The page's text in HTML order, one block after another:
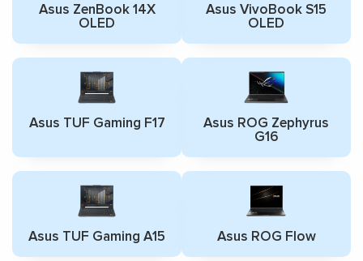
Asus ZenBook 14X
OLED
Asus VivoBook S15
OLED
Asus TUF Gaming F17
Asus ROG Zephyrus
G16
Asus TUF Gaming A15 Asus ROG Flow